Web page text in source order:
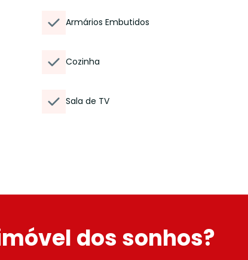
Armários Embutidos
Cozinha
Sala de TV
dos sonhos?